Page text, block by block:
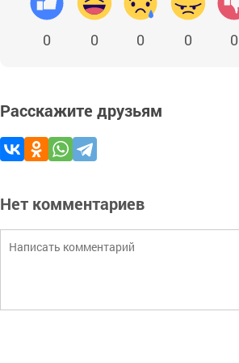
0 0 0 0 0
Расскажите друзьям
Нет комментариев